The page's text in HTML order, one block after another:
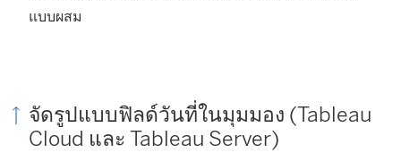
แบบผสม
จัดรูปแบบฟิลด์วันที่ในมุมมอง (Tableau
Cloud และ Tableau Server)